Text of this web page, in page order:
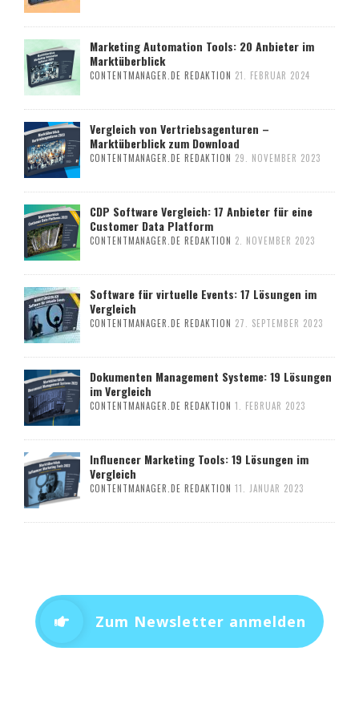
Marketing Automation Tools: 20 Anbieter im
Marktüberblick
CONTENTMANAGER.DE REDAKTION 21. FEBRUAR 2024
Vergleich von Vertriebsagenturen –
Marktüberblick zum Download
CONTENTMANAGER.DE REDAKTION 29. NOVEMBER 2023
CDP Software Vergleich: 17 Anbieter für eine
Customer Data Platform
CONTENTMANAGER.DE REDAKTION 2. NOVEMBER 2023
Software für virtuelle Events: 17 Lösungen im
Vergleich
CONTENTMANAGER.DE REDAKTION 27. SEPTEMBER 2023
Dokumenten Management Systeme: 19 Lösungen
im Vergleich
CONTENTMANAGER.DE REDAKTION 1. FEBRUAR 2023
Influencer Marketing Tools: 19 Lösungen im
Vergleich
CONTENTMANAGER.DE REDAKTION 11. JANUAR 2023
Zum Newsletter anmelden